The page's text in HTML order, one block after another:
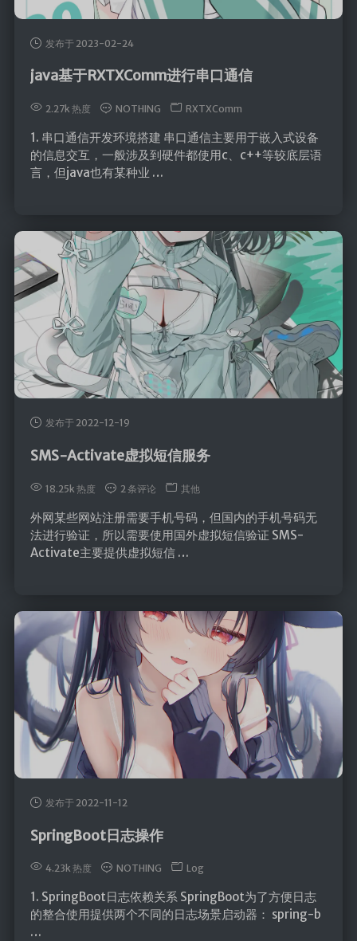
发布于 2023-02-24
java基于RXTXComm进行串口通信
2.27k 热度 NOTHING RXTXComm
1. 串口通信开发环境搭建 串口通信主要用于嵌入式设备
的信息交互，一般涉及到硬件都使用c、c++等较底层语
言，但java也有某种业 …
发布于 2022-12-19
SMS-Activate虚拟短信服务
18.25k 热度 2 条评论 其他
外网某些网站注册需要手机号码，但国内的手机号码无
法进行验证，所以需要使用国外虚拟短信验证 SMS-
Activate主要提供虚拟短信 …
发布于 2022-11-12
SpringBoot日志操作
4.23k 热度 NOTHING Log
1. SpringBoot日志依赖关系 SpringBoot为了方便日志
的整合使用提供两个不同的日志场景启动器： spring-b
…
Canal
java开发
javaSE
JUC
JVM
Dom4j
Shiro
Mybatis
MybatisPlus
Spring
SpringMVC
SpringBoot
Swagger
版本控制
Maven
Git
核心
Linux
计算机基础
设计模式
时光轴
日期归档